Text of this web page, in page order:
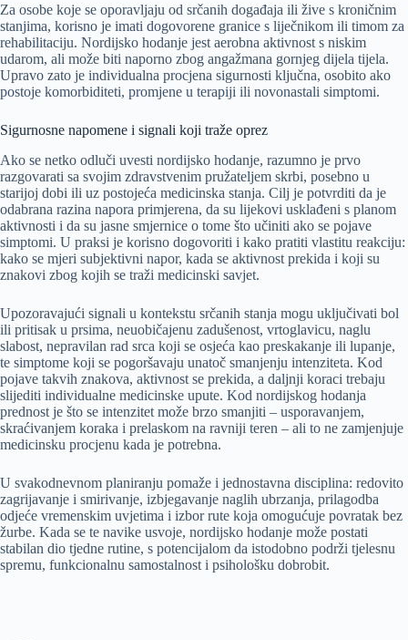
Za osobe koje se oporavljaju od srčanih događaja ili žive s kroničnim
stanjima, korisno je imati dogovorene granice s liječnikom ili timom za
rehabilitaciju. Nordijsko hodanje jest aerobna aktivnost s niskim
udarom, ali može biti naporno zbog angažmana gornjeg dijela tijela.
Upravo zato je individualna procjena sigurnosti ključna, osobito ako
postoje komorbiditeti, promjene u terapiji ili novonastali simptomi.
Sigurnosne napomene i signali koji traže oprez
Ako se netko odluči uvesti nordijsko hodanje, razumno je prvo
razgovarati sa svojim zdravstvenim pružateljem skrbi, posebno u
starijoj dobi ili uz postojeća medicinska stanja. Cilj je potvrditi da je
odabrana razina napora primjerena, da su lijekovi usklađeni s planom
aktivnosti i da su jasne smjernice o tome što učiniti ako se pojave
simptomi. U praksi je korisno dogovoriti i kako pratiti vlastitu reakciju:
kako se mjeri subjektivni napor, kada se aktivnost prekida i koji su
znakovi zbog kojih se traži medicinski savjet.
Upozoravajući signali u kontekstu srčanih stanja mogu uključivati bol
ili pritisak u prsima, neuobičajenu zadušenost, vrtoglavicu, naglu
slabost, nepravilan rad srca koji se osjeća kao preskakanje ili lupanje,
te simptome koji se pogoršavaju unatoč smanjenju intenziteta. Kod
pojave takvih znakova, aktivnost se prekida, a daljnji koraci trebaju
slijediti individualne medicinske upute. Kod nordijskog hodanja
prednost je što se intenzitet može brzo smanjiti – usporavanjem,
skraćivanjem koraka i prelaskom na ravniji teren – ali to ne zamjenjuje
medicinsku procjenu kada je potrebna.
U svakodnevnom planiranju pomaže i jednostavna disciplina: redovito
zagrijavanje i smirivanje, izbjegavanje naglih ubrzanja, prilagodba
odjeće vremenskim uvjetima i izbor rute koja omogućuje povratak bez
žurbe. Kada se te navike usvoje, nordijsko hodanje može postati
stabilan dio tjedne rutine, s potencijalom da istodobno podrži tjelesnu
spremu, funkcionalnu samostalnost i psihološku dobrobit.